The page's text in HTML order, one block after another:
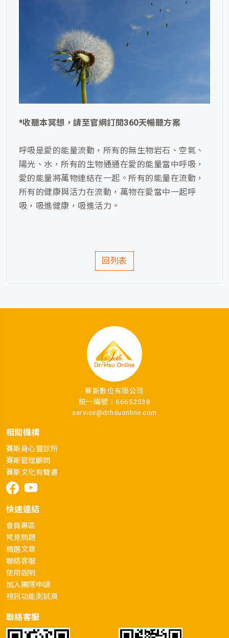
*收聽本冥想，請至官網訂閱360天暢聽方案
呼吸是愛的能量流動，所有的無生物岩石、空氣、
陽光、水，所有的生物通通在愛的能量當中呼吸，
愛的能量將萬物連結在一起。所有的能量在流動，
所有的健康與活力在流動，萬物在愛當中一起呼
吸，吸進健康，吸進活力。
回列表
賽斯數位有限公司
統一編號：66652538
service@drhsuonline.com
相關機構
賽斯身心靈診所
賽斯管理顧問
賽斯文化有聲書
快速連結
會員專區
常見問題
精選文章
聯絡客服
使用說明
加入團隊申請
視訊功能測試頁
聯絡客服